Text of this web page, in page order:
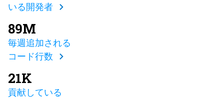
いる開発者
89M
毎週追加される
コード行数
21K
貢献している